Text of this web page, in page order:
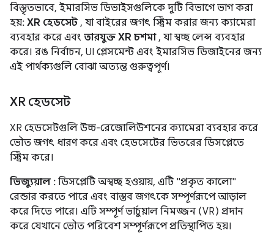
বিস্তৃতভাবে, ইমারসিভ ডিভাইসগুলিকে দুটি বিভাগে ভাগ করা
হয়: XR হেডসেট , যা বাইরের জগৎ স্ট্রিম করার জন্য ক্যামেরা
ব্যবহার করে এবং তারযুক্ত XR চশমা, যা স্বচ্ছ লেন্স ব্যবহার
করে। রঙ নির্বাচন, UI প্লেসমেন্ট এবং ইমারসিভ ডিজাইনের জন্য
এই পার্থক্যগুলি বোঝা অত্যন্ত গুরুত্বপূর্ণ।
XR হেডসেট
XR হেডসেটগুলি উচ্চ-রেজোলিউশনের ক্যামেরা ব্যবহার করে
ভৌত জগৎ ধারণ করে এবং হেডসেটের ভিতরের ডিসপ্লেতে
স্ট্রিম করে।
ভিজ্যুয়াল : ডিসপ্লেটি অস্বচ্ছ হওয়ায়, এটি "প্রকৃত কালো"
রেন্ডার করতে পারে এবং বাস্তব জগৎকে সম্পূর্ণরূপে আড়াল
করে দিতে পারে। এটি সম্পূর্ণ ভার্চুয়াল নিমজ্জন (VR) প্রদান
করে যেখানে ভৌত পরিবেশ সম্পূর্ণরূপে প্রতিস্থাপিত হয়।